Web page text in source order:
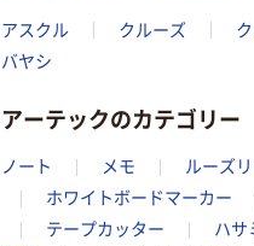
アスクル クルーズ
バヤシ
アーテックのカテゴリー
ノート メモ ルーズ
ホワイトボードマーカー
テープカッター
ハサ